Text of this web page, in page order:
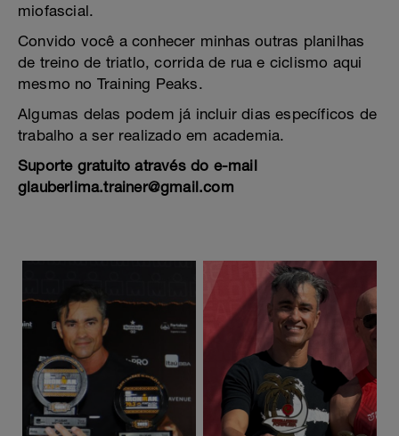
miofascial.
Convido você a conhecer minhas outras planilhas
de treino de triatlo, corrida de rua e ciclismo aqui
mesmo no Training Peaks.
Algumas delas podem já incluir dias específicos de
trabalho a ser realizado em academia.
Suporte gratuito através do e-mail
glauberlima.trainer@gmail.com